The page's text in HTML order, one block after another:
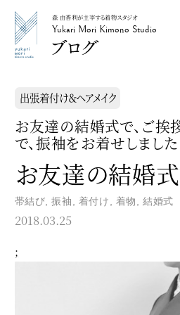
Yukari Mori Kimono Studio
森 由香利が主宰する着物スタジオ
Yukari Mori Kimono Studio
出張着付け＆ヘアメイク
お友達の結婚式で、ご挨
で、振袖をお着せしまし
お友達の結婚
帯結び ,振袖 着付け 着物 結婚式
2018.03.25
;